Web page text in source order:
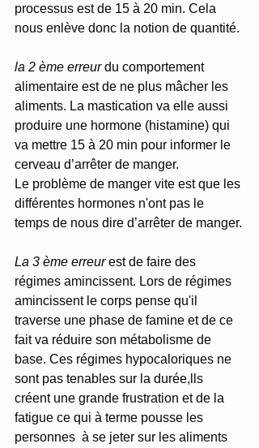
processus est de 15 à 20 min. Cela
nous enlève donc la notion de quantité.
la 2 ème erreur du comportement
alimentaire est de ne plus mâcher les
aliments. La mastication va elle aussi
produire une hormone (histamine) qui
va mettre 15 à 20 min pour informer le
cerveau d’arrêter de manger.
Le problème de manger vite est que les
différentes hormones n'ont pas le
temps de nous dire d’arrêter de manger.
La 3 ème erreur est de faire des
régimes amincissent. Lors de régimes
amincissent le corps pense qu'il
traverse une phase de famine et de ce
fait va réduire son métabolisme de
base. Ces régimes hypocaloriques ne
sont pas tenables sur la durée,lls
créent une grande frustration et de la
fatigue ce qui à terme pousse les
personnes  à se jeter sur les aliments